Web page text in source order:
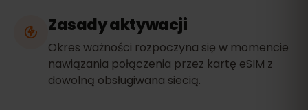
Zasady aktywacji
Okres ważności rozpoczyna się w momencie
nawiązania połączenia przez kartę eSIM z
dowolną obsługiwana siecią.